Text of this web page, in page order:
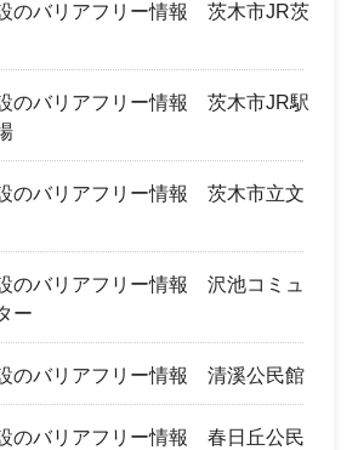
のバリアフリー情報 茨木市JR茨
のバリアフリー情報 茨木市JR駅
のバリアフリー情報 茨木市立文
のバリアフリー情報 沢池コミュ
ー
のバリアフリー情報 清溪公民館
のバリアフリー情報 春日丘公民